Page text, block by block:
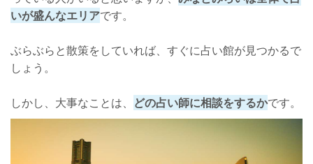
いが盛んなエリアです。
ぶらぶらと散策をしていれば、すぐに占い館が見つかるで
しょう。
しかし、大事なことは、 どの占い師に相談をするかです。